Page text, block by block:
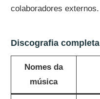
colaboradores externos.
Discografia completa
Nomes da
música